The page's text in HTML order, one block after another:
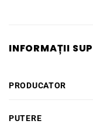
INFORMAȚII
PRODUCATOR
PUTERE